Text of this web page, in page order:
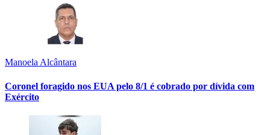
Manoela Alcântara
Coronel foragido nos EUA pelo 8/1 é cobrado por dívida com
Exército